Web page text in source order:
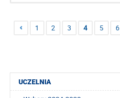
1 2 3 4 5 6
UCZELNIA